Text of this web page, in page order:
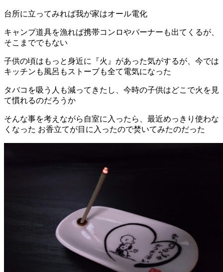
台所に立ってみれば我が家はオール電化
キャンプ道具を漁れば携帯コンロやバーナーも出てくるが、
そこまででもない
子供の頃はもっと身近に『火』があった気がするが、今では
キッチンも風呂もストーブも全て電気になった
タバコを吸う人も減ってきたし、今時の子供はどこで火を見
て慣れるのだろうか
そんな事を考えながら自室に入ったら、最近めっきり使わな
くなった お香立てが目に入ったので焚いてみたのだった